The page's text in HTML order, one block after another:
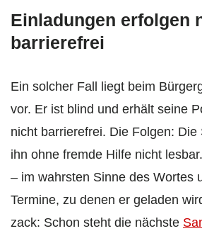
Einladungen erfolgen
barrierefrei
Ein solcher Fall liegt beim
vor. Er ist blind und erhält seine
nicht barrierefrei. Die Folgen:
ihn ohne fremde Hilfe nicht
– im wahrsten Sinne des Wortes
Termine, zu denen er geladen
zack: Schon steht die nächste